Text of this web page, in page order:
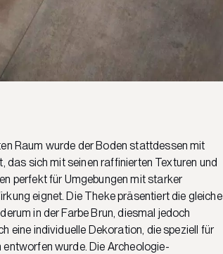
Raum wurde der Boden stattdessen mit
das sich mit seinen raffinierten Texturen und
perfekt für Umgebungen mit starker
eignet. Die Theke präsentiert die gleiche
in der Farbe Brun, diesmal jedoch
eine individuelle Dekoration, die speziell für
entworfen wurde. Die Archeologie-